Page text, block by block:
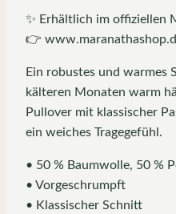
✨ Erhältlich im offiziellen
👉
Ein robustes und warmes
kälteren Monaten warm
Pullover mit klassischer
ein weiches Tragegefühl.
• 50 % Baumwolle, 50 %
• Vorgeschrumpft
• Klassischer Schnitt